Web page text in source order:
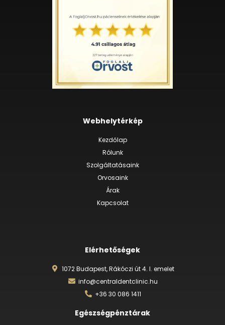
Webhelytérkép
Kezdőlap
Rólunk
Szolgáltatásaink
Orvosaink
Árak
Kapcsolat
Elérhetőségek
1072 Budapest, Rákóczi út 4. I. emelet
info@centraldentclinic.hu
+36 30 086 1411
Egészségpénztárak